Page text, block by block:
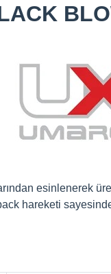
esinlenerek
hareketi